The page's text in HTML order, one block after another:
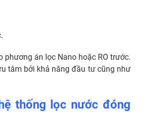
án lọc Nano hoặc RO trước.
tâm bởi khả năng đầu tư cũng như
thống lọc nước đóng